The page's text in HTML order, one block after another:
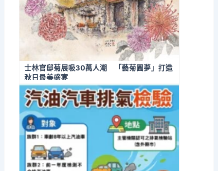
士林官邸菊展吸30萬人潮 「藝菊圓夢」打造
秋日最美盛宴